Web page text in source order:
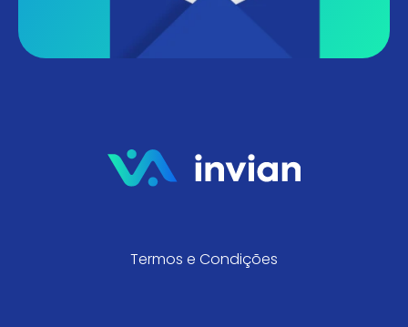
Termos e Condições